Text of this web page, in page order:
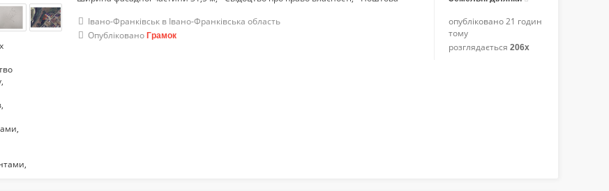
Івано-Франківськ в Івано-Франківська область
ОпублікованоГрамок
опубліковано21 годин
тому
розглядається 206x